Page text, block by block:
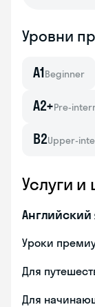
Уровни
A1Beginner
A2+Pre-
B2Upper-
Услуги и
Английский
Уроки
Для
Для